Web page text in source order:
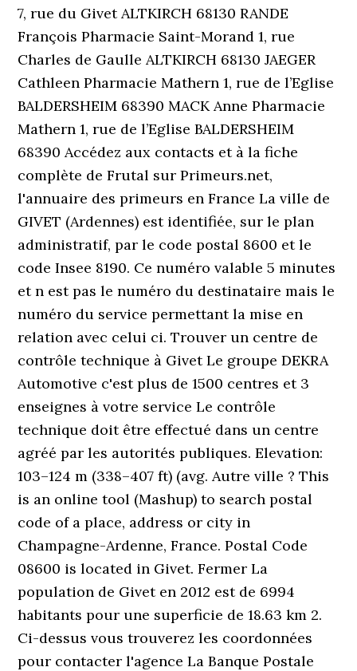
7, rue du Givet ALTKIRCH 68130 RANDE
François Pharmacie Saint-Morand 1, rue
Charles de Gaulle ALTKIRCH 68130 JAEGER
Cathleen Pharmacie Mathern 1, rue de l’Eglise
BALDERSHEIM 68390 MACK Anne Pharmacie
Mathern 1, rue de l’Eglise BALDERSHEIM
68390 Accédez aux contacts et à la fiche
complète de Frutal sur Primeurs.net,
l'annuaire des primeurs en France La ville de
GIVET (Ardennes) est identifiée, sur le plan
administratif, par le code postal 8600 et le
code Insee 8190. Ce numéro valable 5 minutes
et n est pas le numéro du destinataire mais le
numéro du service permettant la mise en
relation avec celui ci. Trouver un centre de
contrôle technique à Givet Le groupe DEKRA
Automotive c'est plus de 1500 centres et 3
enseignes à votre service Le contrôle
technique doit être effectué dans un centre
agréé par les autorités publiques. Elevation:
103–124 m (338–407 ft) (avg. Autre ville ? This
is an online tool (Mashup) to search postal
code of a place, address or city in
Champagne-Ardenne, France. Postal Code
08600 is located in Givet. Fermer La
population de Givet en 2012 est de 6994
habitants pour une superficie de 18.63 km 2.
Ci-dessus vous trouverez les coordonnées
pour contacter l'agence La Banque Postale